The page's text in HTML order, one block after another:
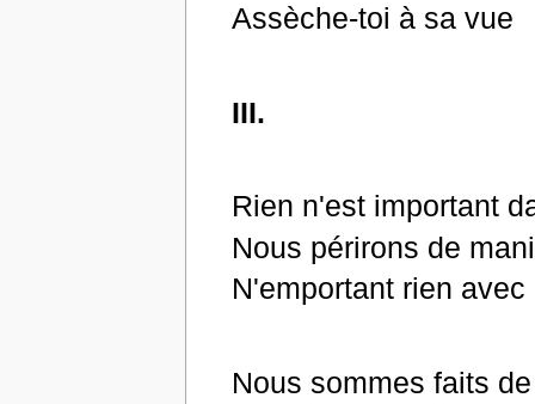
Assèche-toi à sa vue
III.
Rien n'est important
Nous périrons de
N'emportant rien
Nous sommes faits